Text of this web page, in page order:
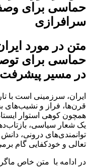
حماسی برای
سرافرازی
متن در مورد
حماسی برای
در مسیر پیشرفت
ایران، سرزمینی است با
قرن‌ها، فراز و نشیب‌های
همچون کوهی استوار
یک شعار سیاسی،
توانمندی‌های درونی،
تعالی و خودکفایی گام
در ادامه با متن خاص